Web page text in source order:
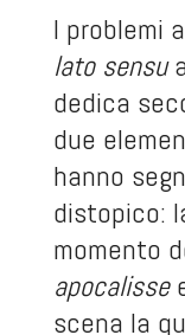
I problemi
lato sensu
dedica
due
hanno
distopico:
momento
apocalisse
scena la